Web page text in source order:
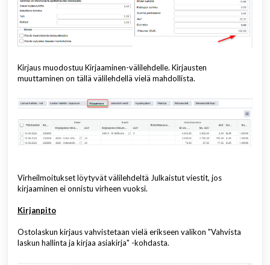
Kirjaus muodostuu Kirjaaminen-välilehdelle. Kirjausten
muuttaminen on tällä välilehdellä vielä mahdollista.
Virheilmoitukset löytyvät välilehdeltä Julkaistut viestit, jos
kirjaaminen ei onnistu virheen vuoksi.
Kirjanpito
Ostolaskun kirjaus vahvistetaan vielä erikseen valikon "Vahvista
laskun hallinta ja kirjaa asiakirja" -kohdasta.